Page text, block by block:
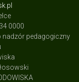
0000
nadzór pedagogiczny